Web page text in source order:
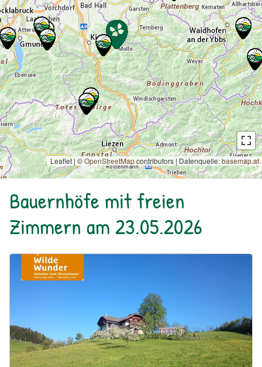
Leaflet | ©OpenStreetMapcontributors | Datenquelle:basemap.at
Bauernhöfe mit freien
Zimmern am 23.05.2026
Urlaub am Bauernhof: Bio Bauernhof Kurzeck